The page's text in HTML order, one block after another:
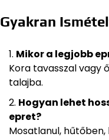
Gyakran
Mikor a legjobb
Kora tavasszal vagy
talajba.
Hogyan lehet
epret?
Mosatlanul,